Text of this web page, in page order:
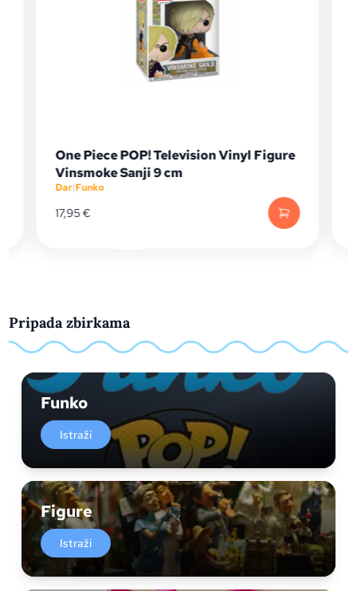
One Piece POP! Television Vinyl Figure
Vinsmoke Sanji 9 cm
Dar|Funko
17,95€
Pripada zbirkama
Funko
Istraži
Figure
Istraži